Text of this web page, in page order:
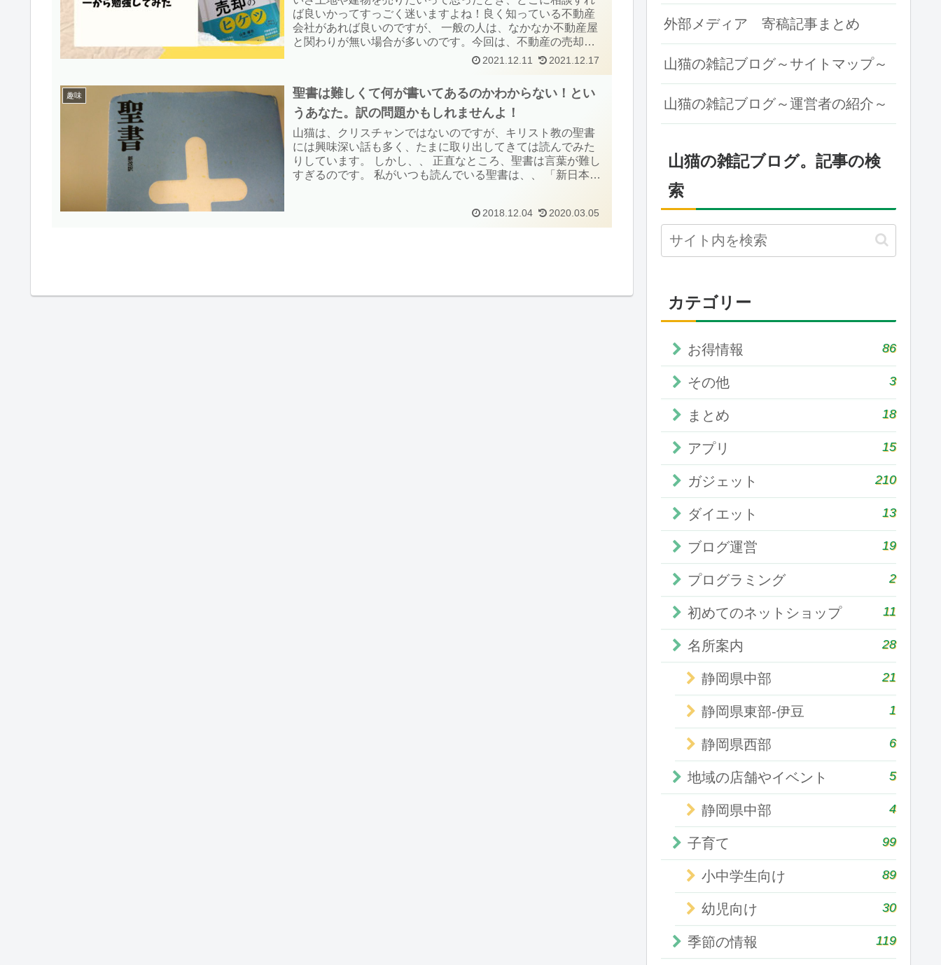
ば良いかってすっごく迷いますよね！良く知っている不動産
会社があれば良いのですが、 一般の人は、なかなか不動産屋
と関わりが無い場合が多いのです。今回は、不動産の売却に
ついて一から学べる良書「初めてでも損をしない不動産売却
2021.12.11 2021.12.17
趣味
聖書は難しくて何が書いてあるのかわからない！とい
うあなた。訳の問題かもしれませんよ！
山猫は、クリスチャンではないのですが、キリスト教の聖書
には興味深い話も多く、たまに取り出してきては読んでみた
りしています。 しかし、、 正直なところ、聖書は言葉が難し
すぎるのです。 私がいつも読んでいる聖書は、、 「新日本聖
2018.12.04 2020.03.05
外部メディア 寄稿記事まとめ
山猫の雑記ブログ～サイトマップ～
山猫の雑記ブログ～運営者の紹介～
山猫の雑記ブログ。記事の検
索
カテゴリー
お得情報 86
その他 3
まとめ 18
アプリ 15
ガジェット 210
ダイエット 13
ブログ運営 19
プログラミング 2
初めてのネットショップ 11
名所案内 28
静岡県中部 21
静岡県東部-伊豆 1
静岡県西部 6
地域の店舗やイベント 5
静岡県中部 4
子育て 99
小中学生向け 89
幼児向け 30
季節の情報 119